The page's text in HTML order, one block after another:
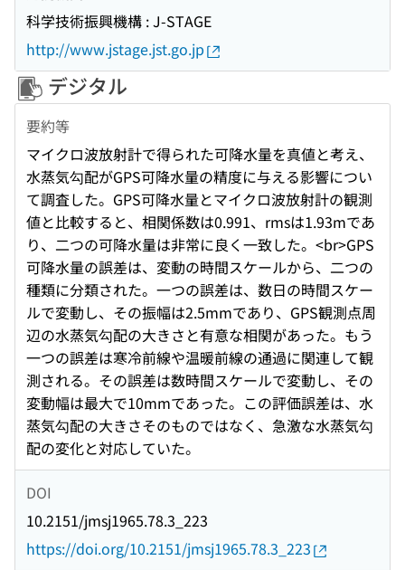
科学技術振興機構 : J-STAGE
http://www.jstage.jst.go.jp
デジタル
要約等
マイクロ波放射計で得られた可降水量を真値と考え、
水蒸気勾配がGPS可降水量の精度に与える影響につい
て調査した。GPS可降水量とマイクロ波放射計の観測
値と比較すると、相関係数は0.991、rmsは1.93mであ
り、二つの可降水量は非常に良く一致した。<br>GPS
可降水量の誤差は、変動の時間スケールから、二つの
種類に分類された。一つの誤差は、数日の時間スケー
ルで変動し、その振幅は2.5mmであり、GPS観測点周
辺の水蒸気勾配の大きさと有意な相関があった。もう
一つの誤差は寒冷前線や温暖前線の通過に関連して観
測される。その誤差は数時間スケールで変動し、その
変動幅は最大で10mmであった。この評価誤差は、水
蒸気勾配の大きさそのものではなく、急激な水蒸気勾
配の変化と対応していた。
DOI
10.2151/jmsj1965.78.3_223
https://doi.org/10.2151/jmsj1965.78.3_223